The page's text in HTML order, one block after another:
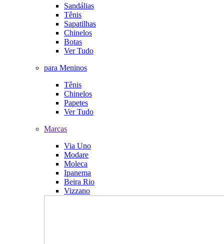
Sandálias
Tênis
Sapatilhas
Chinelos
Botas
Ver Tudo
para Meninos
Tênis
Chinelos
Papetes
Ver Tudo
Marcas
Via Uno
Modare
Moleca
Ipanema
Beira Rio
Vizzano